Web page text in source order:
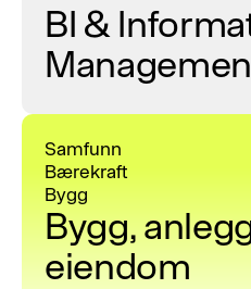
BI &
Samfunn
Bærekraft
Bygg
Bygg,
eiendom
Bygg, anlegg og eiendom